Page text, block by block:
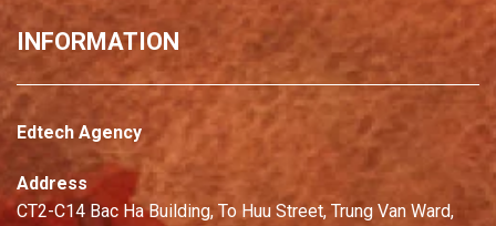
INFORMATION
Edtech Agency
Address
CT2-C14 Bac Ha Building, To Huu Street, Trung Van Ward,